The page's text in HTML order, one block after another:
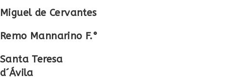
Miguel de Cervantes
Remo Mannarino F.°
Santa Teresa
d´Ávila